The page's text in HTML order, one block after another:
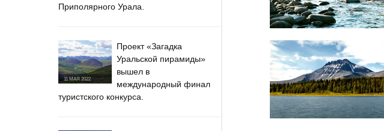
Приполярного Урала.
11 МАЯ 2022
Проект «Загадка
Уральской пирамиды»
вышел в
международный финал
туристского конкурса.